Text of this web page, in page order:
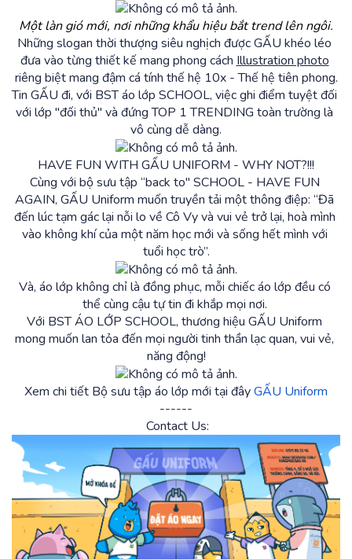
Một làn gió mới, nơi những khẩu hiệu bắt trend lên ngôi.
Những slogan thời thượng siêu nghịch được GẤU khéo léo
đưa vào từng thiết kế mang phong cách Illustration photo
riêng biệt mang đậm cá tính thế hệ 10x - Thế hệ tiên phong.
Tin GẤU đi, với BST áo lớp SCHOOL, việc ghi điểm tuyệt đối
với lớp "đối thủ" và đứng TOP 1 TRENDING toàn trường là
vô cùng dễ dàng.
HAVE FUN WITH GẤU UNIFORM - WHY NOT?!!!
Cùng với bộ sưu tập “back to" SCHOOL - HAVE FUN
AGAIN, GẤU Uniform muốn truyền tải một thông điệp: “Đã
đến lúc tạm gác lại nỗi lo về Cô Vy và vui vẻ trở lại, hoà mình
vào không khí của một năm học mới và sống hết mình với
tuổi học trò”.
Và, áo lớp không chỉ là đồng phục, mỗi chiếc áo lớp đều có
thể cùng cậu tự tin đi khắp mọi nơi.
Với BST ÁO LỚP SCHOOL, thương hiệu GẤU Uniform
mong muốn lan tỏa đến mọi người tinh thần lạc quan, vui vẻ,
năng động!
Xem chi tiết Bộ sưu tập áo lớp mới tại đâyGẤU Uniform
------
Contact Us: